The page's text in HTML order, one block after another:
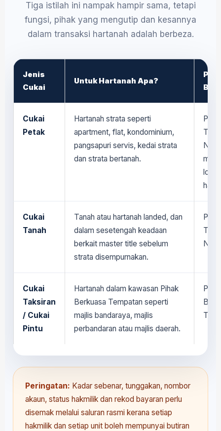
Tiga istilah ini nampak hampir sama, tetapi
fungsi, pihak yang mengutip dan kesannya
dalam transaksi hartanah adalah berbeza.
Jenis
Cukai
Untuk Hartanah Apa?
Cukai
Petak
Hartanah strata seperti
apartment, flat, kondominium,
pangsapuri servis, kedai strata
dan strata bertanah.
Cukai
Tanah
Tanah atau hartanah landed, dan
dalam sesetengah keadaan
berkait master title sebelum
strata disempurnakan.
Cukai
Taksiran
/ Cukai
Pintu
Hartanah dalam kawasan Pihak
Berkuasa Tempatan seperti
majlis bandaraya, majlis
perbandaran atau majlis daerah.
Pihak
Peringatan: Kadar sebenar, tunggakan, nombor
akaun, status hakmilik dan rekod bayaran perlu
disemak melalui saluran rasmi kerana setiap
hakmilik dan setiap unit boleh mempunyai butiran